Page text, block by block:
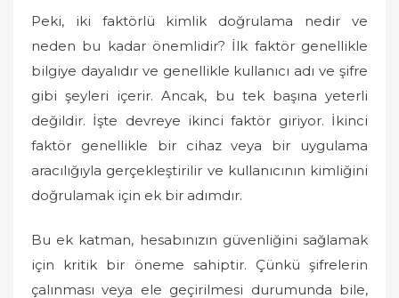
Peki, iki faktörlü kimlik doğrulama nedir ve
neden bu kadar önemlidir? İlk faktör genellikle
bilgiye dayalıdır ve genellikle kullanıcı adı ve şifre
gibi şeyleri içerir. Ancak, bu tek başına yeterli
değildir. İşte devreye ikinci faktör giriyor. İkinci
faktör genellikle bir cihaz veya bir uygulama
aracılığıyla gerçekleştirilir ve kullanıcının kimliğini
doğrulamak için ek bir adımdır.
Bu ek katman, hesabınızın güvenliğini sağlamak
için kritik bir öneme sahiptir. Çünkü şifrelerin
çalınması veya ele geçirilmesi durumunda bile,